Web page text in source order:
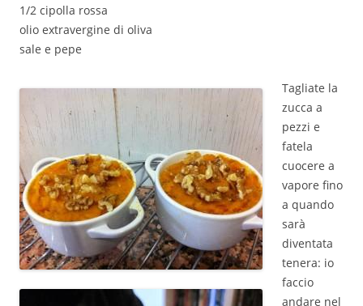
1/2 cipolla rossa
olio extravergine di oliva
sale e pepe
Tagliate la
zucca a
pezzi e
fatela
cuocere a
vapore fino
a quando
sarà
diventata
tenera: io
faccio
andare nel